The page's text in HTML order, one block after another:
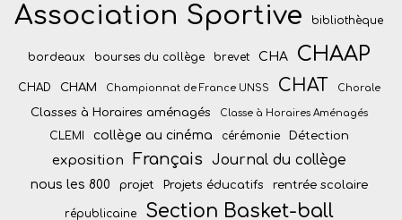
Association Sportive bibliothèque
bordeaux bourses du collège brevet CHA CHAAP
CHAD CHAM Championnat de France UNSS CHAT Chorale
Classes à Horaires aménagés Classe à Horaires Aménagés
CLEMI collège au cinéma cérémonie Détection
exposition Français Journal du collège
nous les 800 projet Projets éducatifs rentrée scolaire
républicaine Section Basket-ball